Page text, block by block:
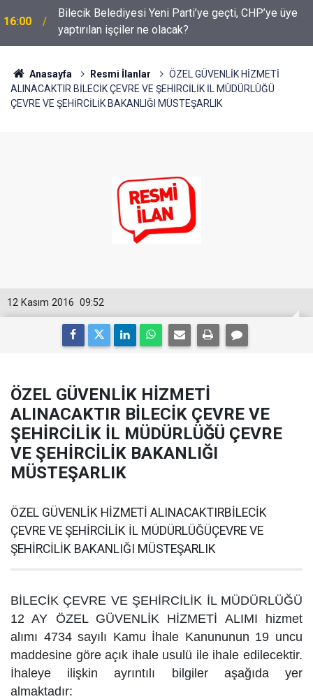
16:00
Bilecik Belediyesi Yeni Parti’ye geçti, CHP’ye üye
yaptırılan işçiler ne olacak?
Anasayfa Resmi İlanlar
ÖZEL GÜVENLİK HİZMETİ
ALINACAKTIR BİLECİK ÇEVRE VE ŞEHİRCİLİK İL MÜDÜRLÜĞÜ
ÇEVRE VE ŞEHİRCİLİK BAKANLIĞI MÜSTEŞARLIK
09:52
12 Kasım 2016
ÖZEL GÜVENLİK HİZMETİ
ALINACAKTIR BİLECİK ÇEVRE VE
ŞEHİRCİLİK İL MÜDÜRLÜĞÜ ÇEVRE
VE ŞEHİRCİLİK BAKANLIĞI
MÜSTEŞARLIK
ÖZEL GÜVENLİK HİZMETİ ALINACAKTIRBİLECİK
ÇEVRE VE ŞEHİRCİLİK İL MÜDÜRLÜĞÜÇEVRE VE
ŞEHİRCİLİK BAKANLIĞI MÜSTEŞARLIK
BİLECİK ÇEVRE VE ŞEHİRCİLİK İL MÜDÜRLÜĞÜ
12 AY ÖZEL GÜVENLİK HİZMETİ ALIMI hizmet
alımı 4734 sayılı Kamu İhale Kanununun 19 uncu
maddesine göre açık ihale usulü ile ihale edilecektir.
İhaleye ilişkinayrıntılı bilgiler aşağıda yer
almaktadır: